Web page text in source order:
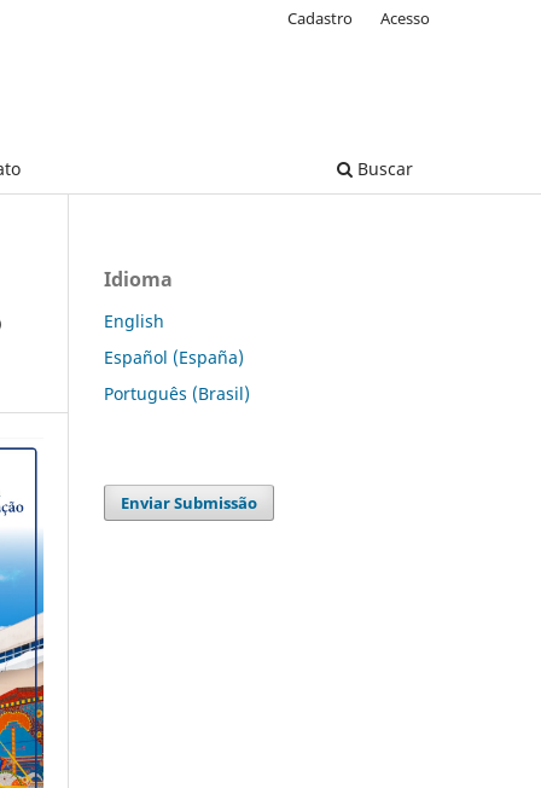
Buscar
Cadastro Acesso
Idioma
English
Español (España)
Português (Brasil)
Enviar Submissão